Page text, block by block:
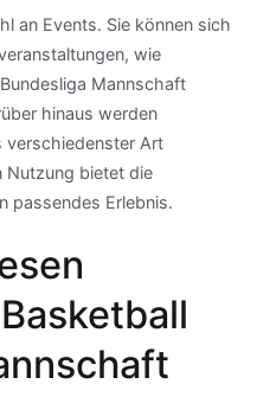
an Events. Sie können sich
wie
Mannschaft
hinaus werden
verschiedenster Art
Nutzung bietet die
passendes Erlebnis.